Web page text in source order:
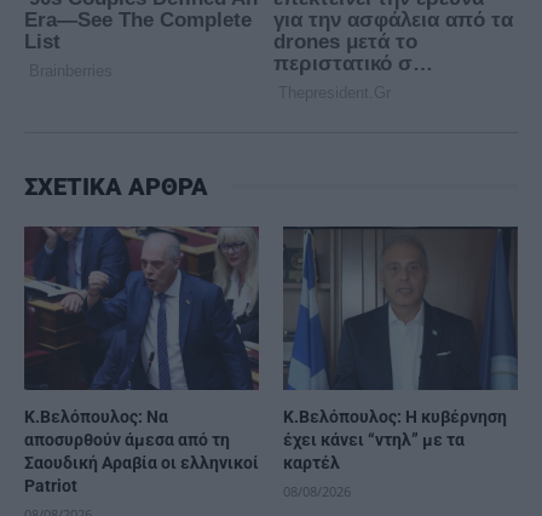
ΣΧΕΤΙΚΑ ΑΡΘΡΑ
Κ.Βελόπουλος: Να
αποσυρθούν άμεσα από τη
Σαουδική Αραβία οι ελληνικοί
Patriot
Κ.Βελόπουλος: Η κυβέρνηση
έχει κάνει “ντηλ” με τα
καρτέλ
08/08/2026